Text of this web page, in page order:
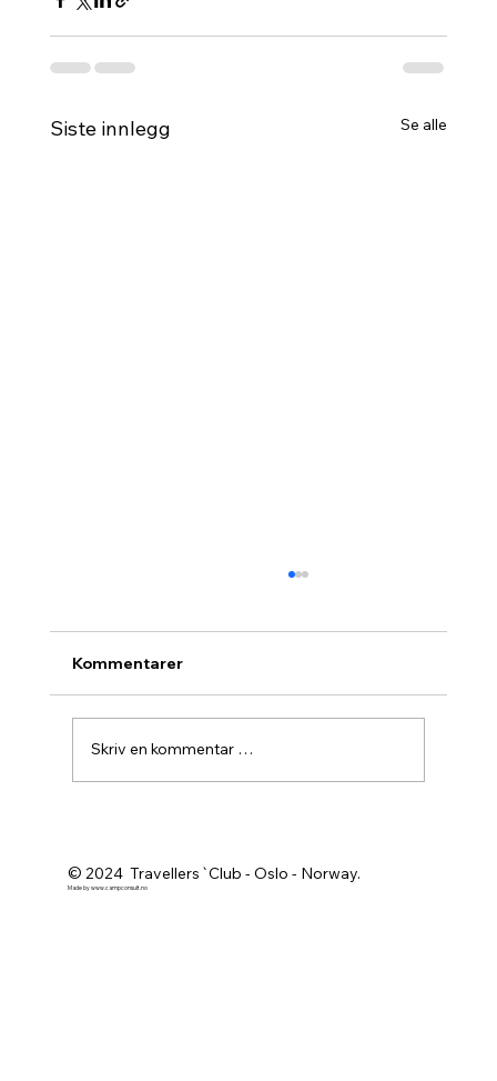
Siste innlegg Se alle
Kommentarer
Skriv en kommentar …
© 2024 Travellers`Club - Oslo - Norway.
Made bywww.campconsult.no